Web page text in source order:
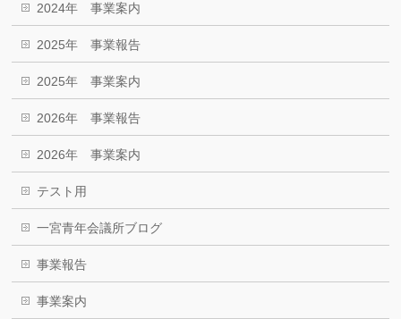
2024年 事業案内
2025年 事業報告
2025年 事業案内
2026年 事業報告
2026年 事業案内
テスト用
一宮青年会議所ブログ
事業報告
事業案内